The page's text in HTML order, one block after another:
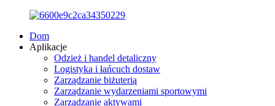
Dom
Aplikacje
Odzież i handel detaliczny
Logistyka i łańcuch dostaw
Zarządzanie biżuterią
Zarządzanie wydarzeniami sportowymi
Zarządzanie aktywami